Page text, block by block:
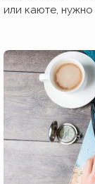
или каюте, нужно